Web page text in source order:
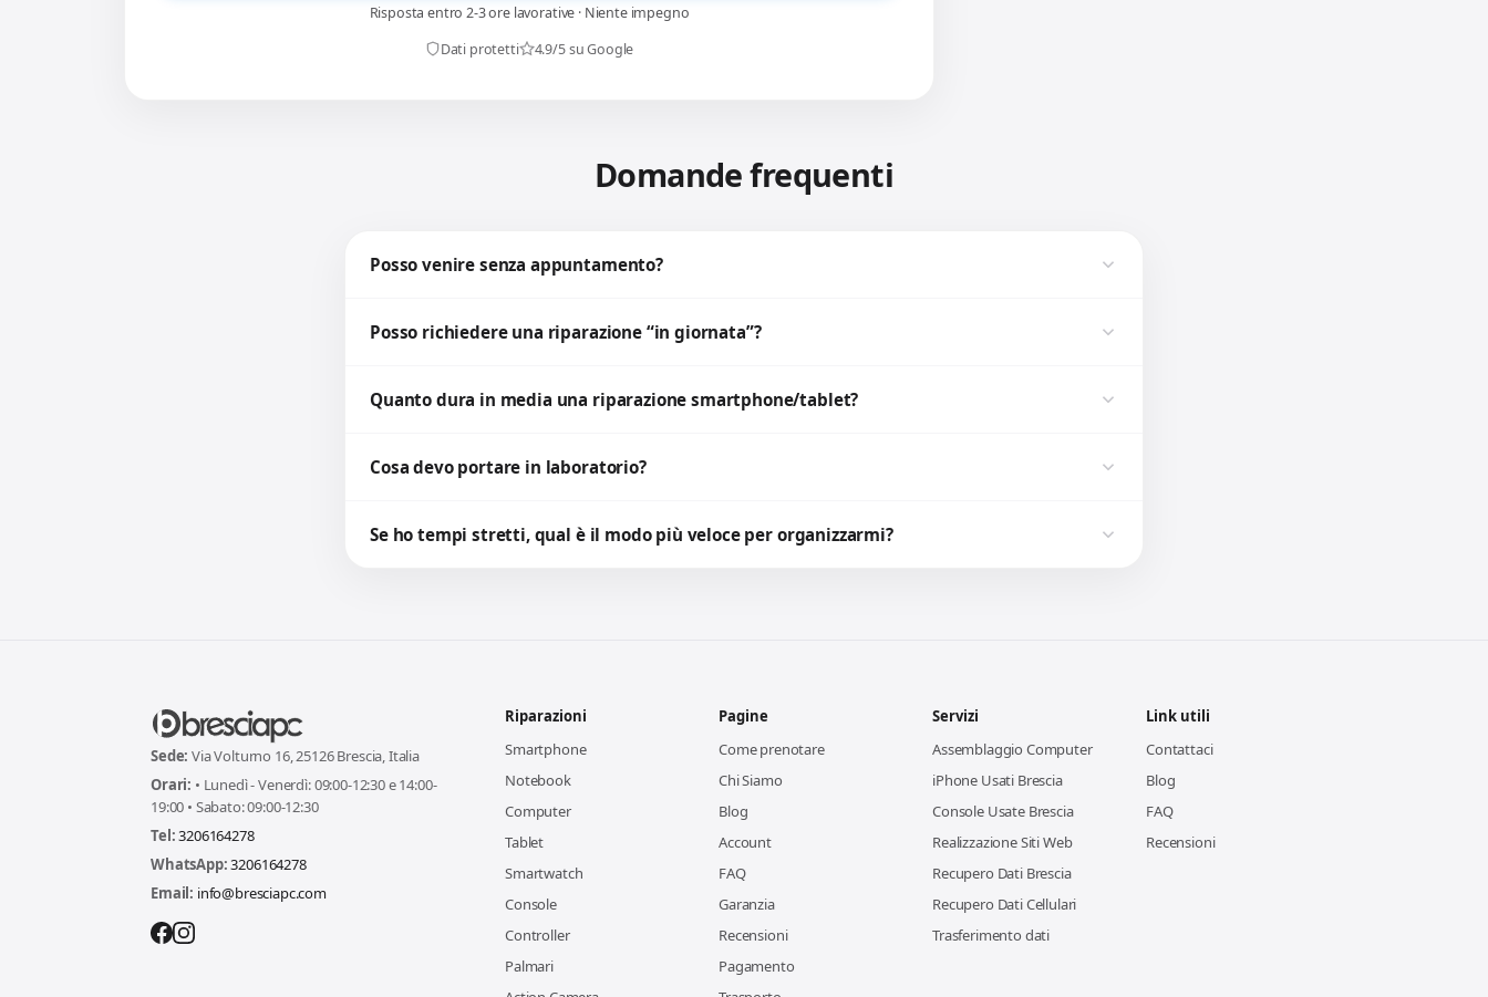
Risposta entro 2-3 ore lavorative · Niente impegno
Dati protetti
4.9/5 su Google
Domande frequenti
Posso venire senza appuntamento?
Posso richiedere una riparazione “in giornata”?
Quanto dura in media una riparazione smartphone/tablet?
Cosa devo portare in laboratorio?
Se ho tempi stretti, qual è il modo più veloce per organizzarmi?
Sede: Via Volturno 16, 25126 Brescia, Italia
Orari: • Lunedì - Venerdì: 09:00-12:30 e 14:00-
19:00 • Sabato: 09:00-12:30
Tel:3206164278
WhatsApp:3206164278
Email: info@bresciapc.com
Riparazioni
Smartphone
Notebook
Computer
Tablet
Smartwatch
Console
Controller
Palmari
Pagine
Come prenotare
Chi Siamo
Blog
Account
FAQ
Garanzia
Recensioni
Pagamento
Servizi
Assemblaggio Computer
iPhone Usati Brescia
Console Usate Brescia
Realizzazione Siti Web
Recupero Dati Brescia
Recupero Dati Cellulari
Trasferimento dati
Link utili
Contattaci
Blog
FAQ
Recensioni